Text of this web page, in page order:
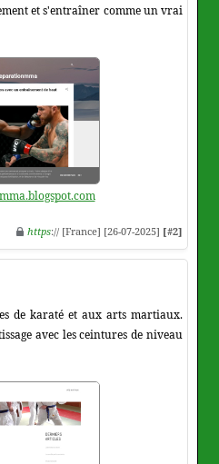
et s'entraîner comme un vrai
https:// [France] [26-07-2025] [#2]
de karaté et aux arts martiaux.
avec les ceintures de niveau